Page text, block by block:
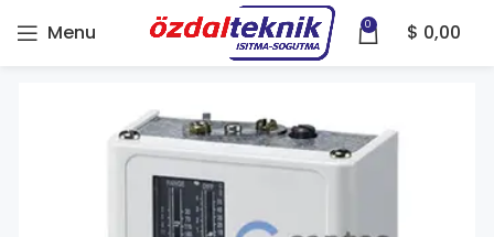
Menu 0 $ 0,00